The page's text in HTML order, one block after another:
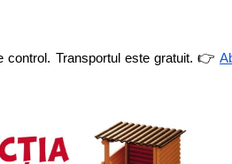
Transportul este gratuit. 👉